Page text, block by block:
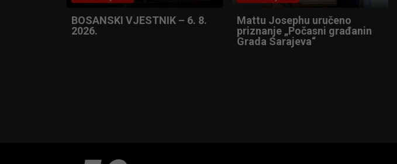
BOSANSKI VJESTNIK – 6. 8.
2026.
Mattu Josephu uručeno
priznanje „Počasni građanin
Grada Sarajeva“